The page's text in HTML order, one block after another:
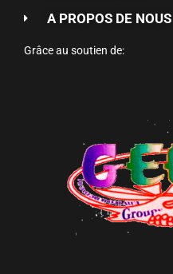
A PROPOS DE NOUS
Grâce au soutien de: